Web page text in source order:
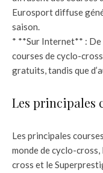
Eurosport diffuse
saison.
* **Sur Internet** :
courses de cyclo-
gratuits, tandis que
Les principales
Les principales
monde de cyclo-cross,
cross et le